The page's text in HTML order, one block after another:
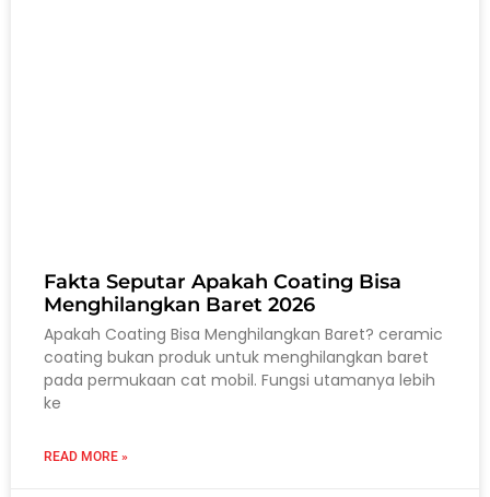
Fakta Seputar Apakah Coating Bisa
Menghilangkan Baret 2026
Apakah Coating Bisa Menghilangkan Baret? ceramic
coating bukan produk untuk menghilangkan baret
pada permukaan cat mobil. Fungsi utamanya lebih
ke
READ MORE »